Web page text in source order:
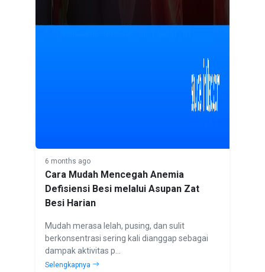
6 months ago
Cara Mudah Mencegah Anemia
Defisiensi Besi melalui Asupan Zat
Besi Harian
Mudah merasa lelah, pusing, dan sulit
berkonsentrasi sering kali dianggap sebagai
dampak aktivitas p...
Selengkapnya